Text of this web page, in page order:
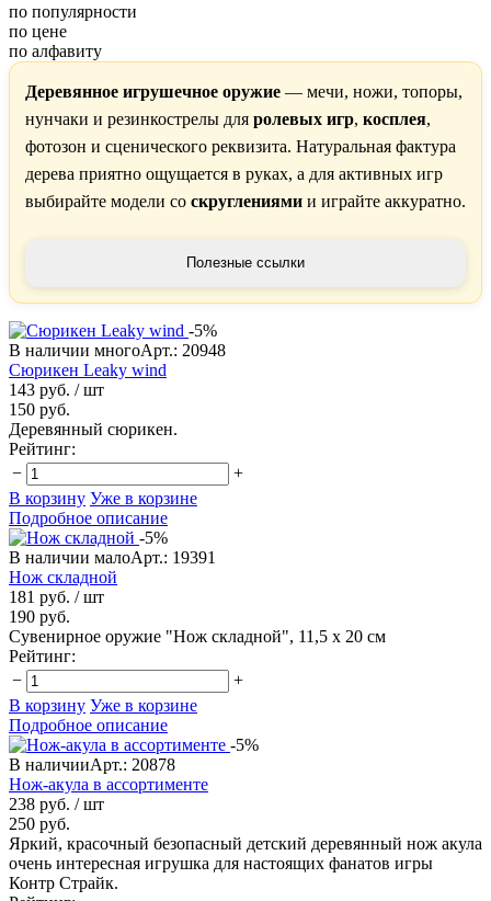
по популярности
по цене
по алфавиту
Деревянное игрушечное оружие — мечи, ножи, топоры,
нунчаки и резинкострелы для ролевых игр, косплея,
фотозон и сценического реквизита. Натуральная фактура
дерева приятно ощущается в руках, а для активных игр
выбирайте модели со скруглениями и играйте аккуратно.
Полезные ссылки
-5%
В наличии многоАрт.: 20948
Сюрикен Leaky wind
143 руб. / шт
150 руб.
Деревянный сюрикен.
Рейтинг:
−
+
В корзину Уже в корзине
Подробное описание
-5%
В наличии малоАрт.: 19391
Нож складной
181 руб. / шт
190 руб.
Сувенирное оружие "Нож складной", 11,5 х 20 см
Рейтинг:
−
+
В корзину Уже в корзине
Подробное описание
-5%
В наличииАрт.: 20878
Нож-акула в ассортименте
238 руб. / шт
250 руб.
Яркий, красочный безопасный детский деревянный нож акула
очень интересная игрушка для настоящих фанатов игры
Контр Страйк.